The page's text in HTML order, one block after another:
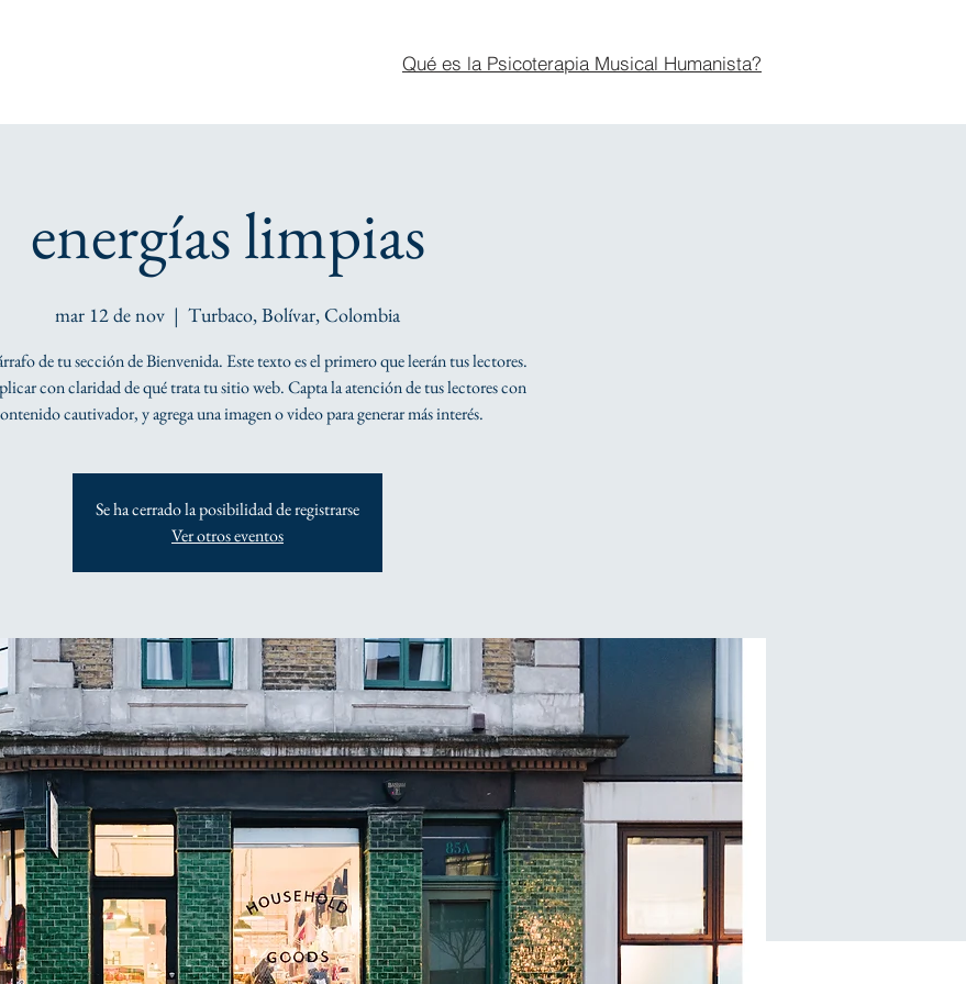
Qué es la Psicoterapia Musical Humanista?
energías limpias
mar 12 de nov
  |
Turbaco, Bolívar, Colombia
de tu sección de Bienvenida. Este texto es el primero que leerán tus lectores.
con claridad de qué trata tu sitio web. Capta la atención de tus lectores con
cautivador, y agrega una imagen o video para generar más interés.
Se ha cerrado la posibilidad de registrarse
Ver otros eventos